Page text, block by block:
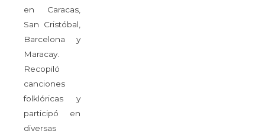
en Caracas,
San Cristóbal,
Barcelona y
Maracay.
Recopiló
canciones
folklóricas y
participó en
diversas